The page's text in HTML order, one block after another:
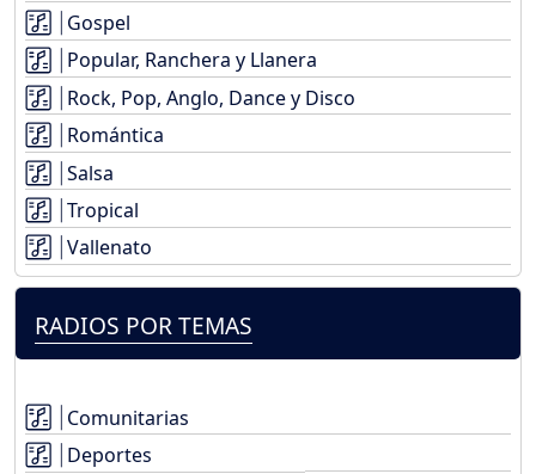
Gospel
Popular, Ranchera y Llanera
Rock, Pop, Anglo, Dance y Disco
Romántica
Salsa
Tropical
Vallenato
RADIOS POR TEMAS
Comunitarias
Deportes